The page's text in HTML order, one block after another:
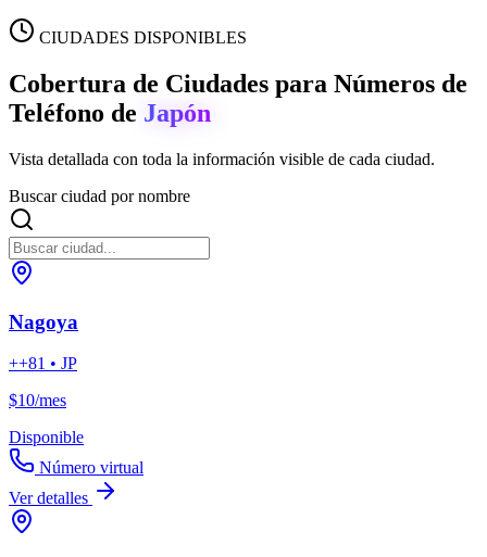
CIUDADES DISPONIBLES
Cobertura de Ciudades para Números de
Teléfono de Japón
Vista detallada con toda la información visible de cada ciudad.
Buscar ciudad por nombre
Nagoya
++81 • JP
$10/mes
Disponible
Número virtual
Ver detalles